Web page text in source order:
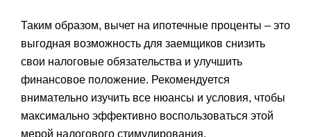
Таким образом, вычет на ипотечные проценты – это
выгодная возможность для заемщиков снизить
свои налоговые обязательства и улучшить
финансовое положение. Рекомендуется
внимательно изучить все нюансы и условия, чтобы
максимально эффективно воспользоваться этой
мерой налогового стимулирования.